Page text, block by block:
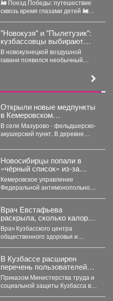
путешествие - на борт
«Поезда Победы».
🚂 Поезд Победы: путешествие
сквозь время глазами детей 🚂
"Новокузя" и "Пылетузик":
кузбассовцы выбирают
имя роботу в аэропорту
В новокузнецкой воздушной
гавани появился необычный
Открыли новые медпункты
в Кемеровском
муниципальном округе.
В селе Мазурово - фельдшерско-
акушерский пункт. В деревне
здравпункт. В модульных...
Новосибирцы попали в
«чёрный список» из‑за
срыва ремонта дорог
Прокопьевска
Кемеровское управление
Федеральной антимонопольной
реестр недобросовестных
поставщиков. Речь...
Врач Евстафьева
раскрыла, сколько калорий
нужно потреблять
кормящей маме
Врач Кузбасского центра
общественного здоровья и
количество калорий зависит...
В Кузбассе расширен
перечень пользователей
пунктов проката вещей для
новорожденных
Приказом Министерства труда и
социальной защиты Кузбасса в